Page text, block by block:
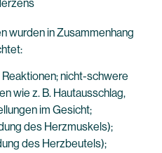
wurden in Zusammenhang
nicht-schwere
wie z. B. Hautausschlag,
im Gesicht;
des Herzmuskels);
des Herzbeutels);